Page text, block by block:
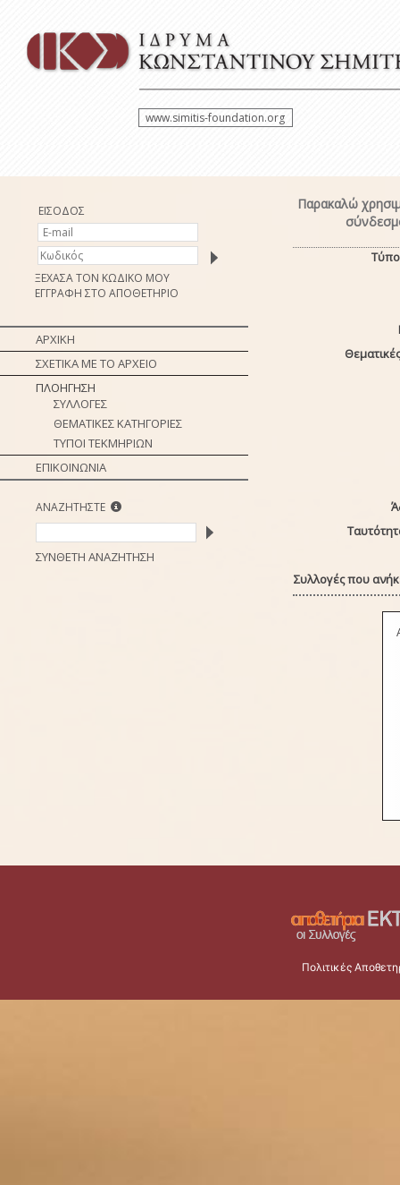
www.simitis-foundation.org
ΕΙΣΟΔΟΣ
ΞΕΧΑΣΑ ΤΟΝ ΚΩΔΙΚΟ ΜΟΥ
ΕΓΓΡΑΦΗ ΣΤΟ ΑΠΟΘΕΤΗΡΙΟ
ΑΡΧΙΚΗ
ΣΧΕΤΙΚΑ ΜΕ ΤΟ ΑΡΧΕΙΟ
ΠΛΟΗΓΗΣΗ
ΣΥΛΛΟΓΕΣ
ΘΕΜΑΤΙΚΕΣ ΚΑΤΗΓΟΡΙΕΣ
ΤΥΠΟΙ ΤΕΚΜΗΡΙΩΝ
ΕΠΙΚΟΙΝΩΝΙΑ
ΑΝΑΖΗΤΗΣΤΕ
ΣΥΝΘΕΤΗ ΑΝΑΖΗΤΗΣΗ
Παρακαλώ
Συλλογές που